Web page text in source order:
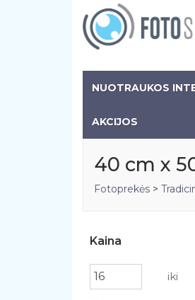
NUOTRAUKOS
AKCIJOS
40 cm x
Fotoprekės >
Kaina
iki